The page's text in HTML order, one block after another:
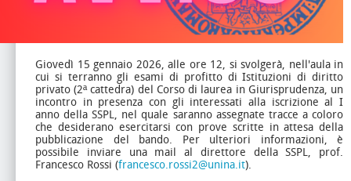
Giovedì 15 gennaio 2026, alle ore 12, si svolgerà, nell'aula in
cui si terranno gli esami di profitto di Istituzioni di diritto
privato (2ª cattedra) del Corso di laurea in Giurisprudenza, un
incontro in presenza con gli interessati alla iscrizione al I
anno della SSPL, nel quale saranno assegnate tracce a coloro
che desiderano esercitarsi con prove scritte in attesa della
pubblicazione del bando. Per ulteriori informazioni, è
possibile inviare una mail al direttore della SSPL, prof.
Francesco Rossi (francesco.rossi2@unina.it).